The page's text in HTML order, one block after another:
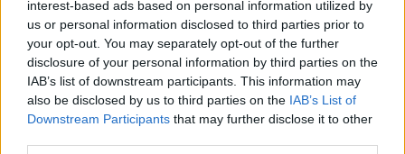
interest-based ads based on personal information utilized by
us or personal information disclosed to third parties prior to
your opt-out. You may separately opt-out of the further
disclosure of your personal information by third parties on the
IAB’s list of downstream participants. This information may
also be disclosed by us to third parties on the IAB’s List of
Downstream Participants that may further disclose it to other
Γίνεται, λοιπόν, αντιληπτό -με αφορμή το
συγκεκριμένο ζήτημα- ότι ευεργετούνται
πληθώρα ατόμων, αλλά και νομικών
προσώπων που έχουν ληξιπρόθεσμες
οφειλές προς την Εκκλησία.